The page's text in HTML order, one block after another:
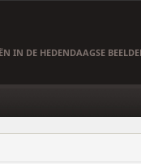
IN DE HEDENDAAGSE